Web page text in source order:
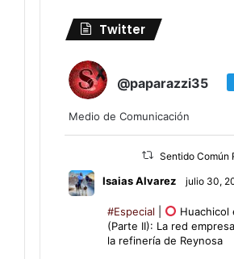
Twitter
@paparazzi35
Medio de Comunicación
Sentido Común
Isaias Alvarez julio 30,
#Especial
Huachicol
(Parte II): La red
la refinería de Reynosa